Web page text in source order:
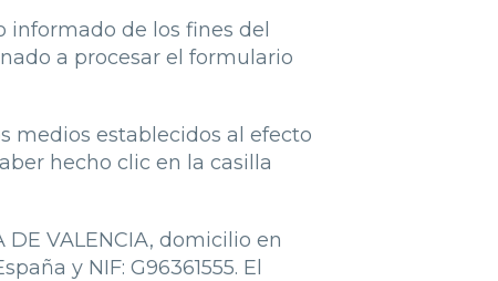
informado de los fines del
a procesar el formulario
medios establecidos al efecto
hecho clic en la casilla
DE VALENCIA, domicilio en
y NIF: G96361555. El